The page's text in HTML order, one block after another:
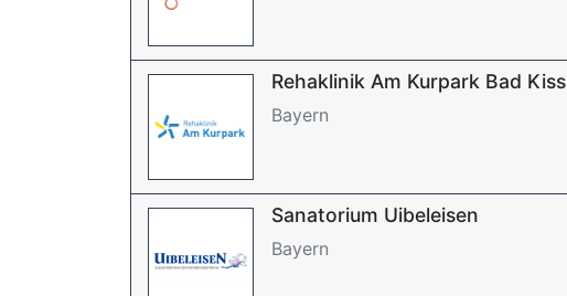
Rehaklinik Am Kurpark Bad
Bayern
Sanatorium Uibeleisen
Bayern